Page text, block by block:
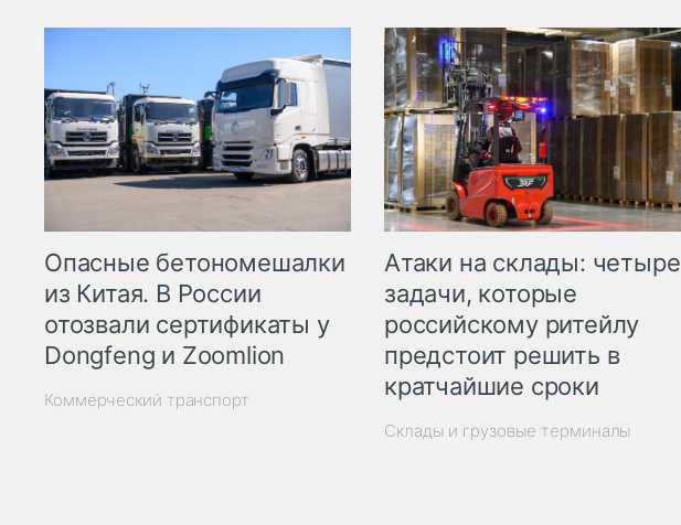
Опасные бетономешалки
из Китая. В России
отозвали сертификаты у
Dongfeng и Zoomlion
Коммерческий транспорт
Атаки на склады: четыре
задачи, которые
российскому ритейлу
предстоит решить в
кратчайшие сроки
Склады и грузовые терминалы